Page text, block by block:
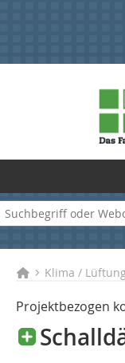
Klima /
Projektbezogen